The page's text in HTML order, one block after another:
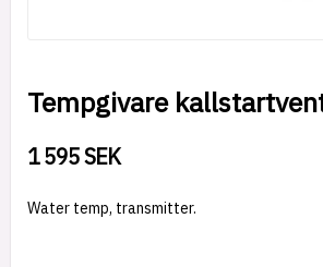
Tempgivare
1 595 SEK
Water temp, transmitter.